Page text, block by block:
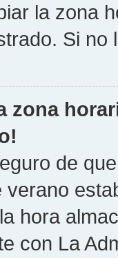
la zona
Si no
zona
de
verano
hora
con La